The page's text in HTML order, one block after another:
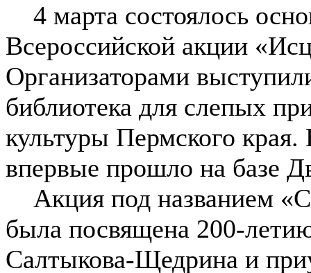
4 марта состоялось
Всероссийской акции
Организаторами
библиотека для слепых
культуры Пермского
впервые прошло на базе
Акция под названием
была посвящена 200-
Салтыкова-Щедрина и